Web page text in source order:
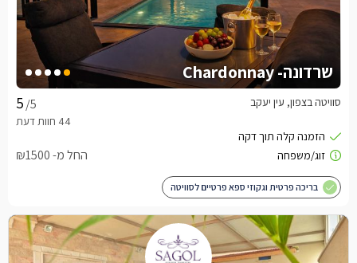
שרדונה- Chardonnay
/5 סוויטה בצפון, עין יעקב
החל מ- ₪1500
בריכה פרטית וגקוזי ספא פרטיים לסוויטה